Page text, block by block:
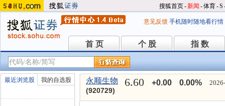
搜狐首页-新闻 -体育-S
意见反馈 手机随时随地看行情
首 页
首 页 个 股
个 股 指 数
指 数
最近浏览股 我的自选股 永顺生物
(920729)
6.60 +0.00 0.00%